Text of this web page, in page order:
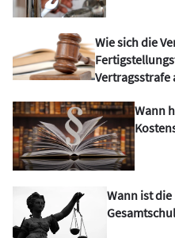
Wie sich die
Vertragsstrafe
Wann
Wann ist